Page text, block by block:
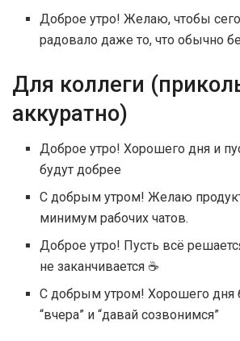
Доброе утро! Желаю, чтобы
радовало даже то, что обычно
Для коллеги
аккуратно)
Доброе утро! Хорошего дня и
будут добрее
С добрым утром! Желаю
минимум рабочих чатов.
Доброе утро! Пусть всё
не заканчивается ☕
С добрым утром! Хорошего дня
“вчера” и “давай созвонимся”